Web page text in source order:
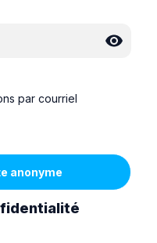
par courriel